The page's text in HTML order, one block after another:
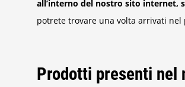
all’interno del nostro sito internet,
potrete trovare una volta arrivati nel
Prodotti presenti nel